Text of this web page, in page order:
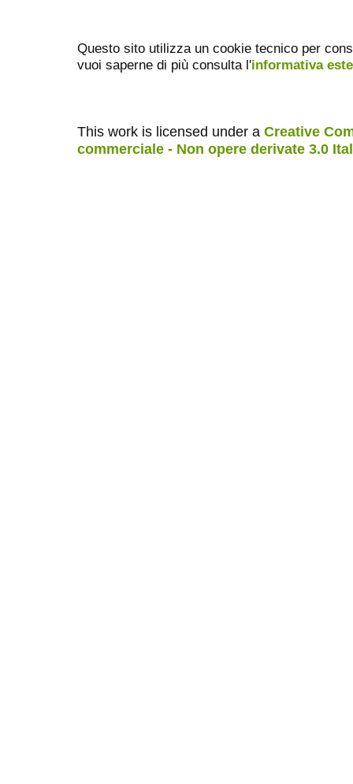
Questo sito utilizza un cookie tecnico per
vuoi saperne di più consulta l'informativa
This work is licensed under a Creative
commerciale - Non opere derivate 3.0